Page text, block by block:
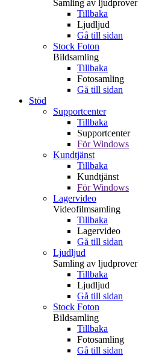
Samling av ljudprover
Tillbaka
Ljudljud
Gå till sidan
Stock Foton
Bildsamling
Tillbaka
Fotosamling
Gå till sidan
Stöd
Supportcenter
Tillbaka
Supportcenter
För Windows
Kundtjänst
Tillbaka
Kundtjänst
För Windows
Lagervideo
Videofilmsamling
Tillbaka
Lagervideo
Gå till sidan
Ljudljud
Samling av ljudprover
Tillbaka
Ljudljud
Gå till sidan
Stock Foton
Bildsamling
Tillbaka
Fotosamling
Gå till sidan